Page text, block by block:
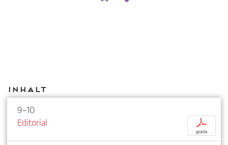
Inhalt
9–10
Editorial
p
gratis